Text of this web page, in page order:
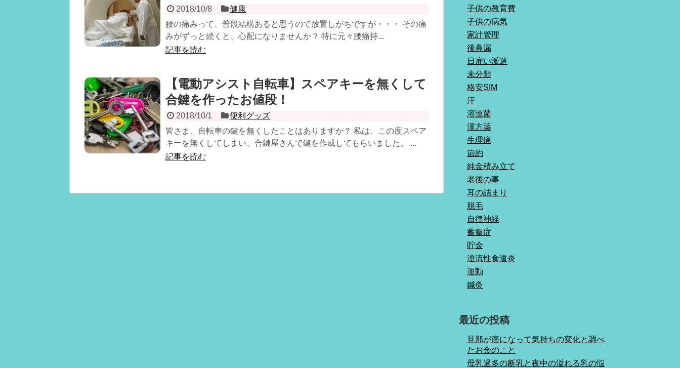
2018/10/8
健康
腰の痛みって、普段結構あると思うので放置しがちですが・・・ その痛
みがずっと続くと、心配になりませんか？ 特に元々腰痛持...
記事を読む
【電動アシスト自転車】スペアキーを無くして
合鍵を作ったお値段！
2018/10/1
便利グッズ
皆さま、自転車の鍵を無くしたことはありますか？ 私は、この度スペア
キーを無くしてしまい、合鍵屋さんで鍵を作成してもらいました。 ...
記事を読む
子供の教育費
子供の病気
家計管理
後鼻漏
日雇い派遣
未分類
格安SIM
汗
溶連菌
漢方薬
生理痛
節約
純金積み立て
老後の事
耳の詰まり
脱毛
自律神経
蓄膿症
貯金
逆流性食道炎
運動
鍼灸
最近の投稿
旦那が癌になって気持ちの変化と調べ
たお金のこと
母乳過多の断乳と夜中の溢れる乳の悩